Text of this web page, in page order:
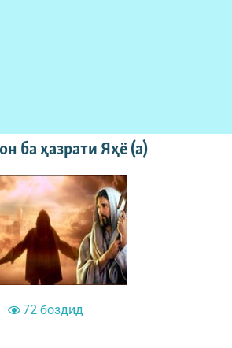
ба ҳазрати Яҳё (а)
72 боздид